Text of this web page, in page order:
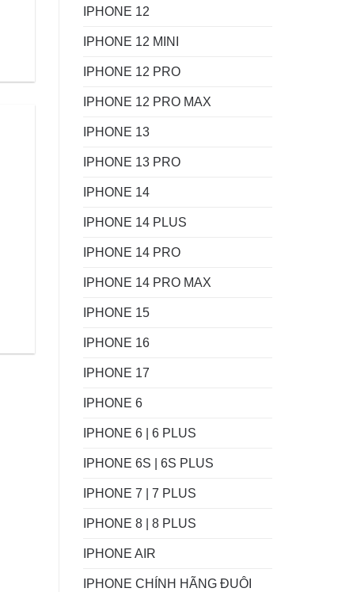
IPHONE 12
IPHONE 12 MINI
IPHONE 12 PRO
IPHONE 12 PRO MAX
IPHONE 13
IPHONE 13 PRO
IPHONE 14
IPHONE 14 PLUS
IPHONE 14 PRO
IPHONE 14 PRO MAX
IPHONE 15
IPHONE 16
IPHONE 17
IPHONE 6
IPHONE 6 | 6 PLUS
IPHONE 6S | 6S PLUS
IPHONE 7 | 7 PLUS
IPHONE 8 | 8 PLUS
IPHONE AIR
IPHONE CHÍNH HÃNG ĐUÔI